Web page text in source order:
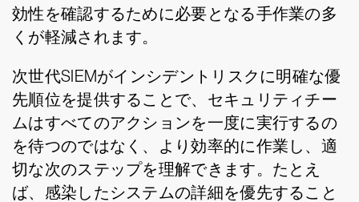
効性を確認するために必要となる手作業の多
くが軽減されます。
次世代SIEMがインシデントリスクに明確な優
先順位を提供することで、セキュリティチー
ムはすべてのアクションを一度に実行するの
を待つのではなく、より効率的に作業し、適
切な次のステップを理解できます。たとえ
ば、感染したシステムの詳細を優先すること